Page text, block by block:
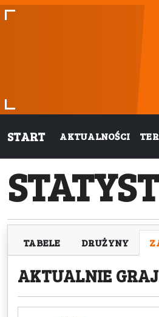
START AKTUALNOŚCI
TABELE DRUŻYNY
AKTUALNIE